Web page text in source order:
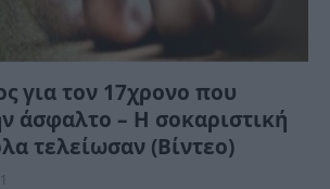
για τον 17χρονο που
άσφαλτο – Η σοκαριστική
τελείωσαν (Βίντεο)